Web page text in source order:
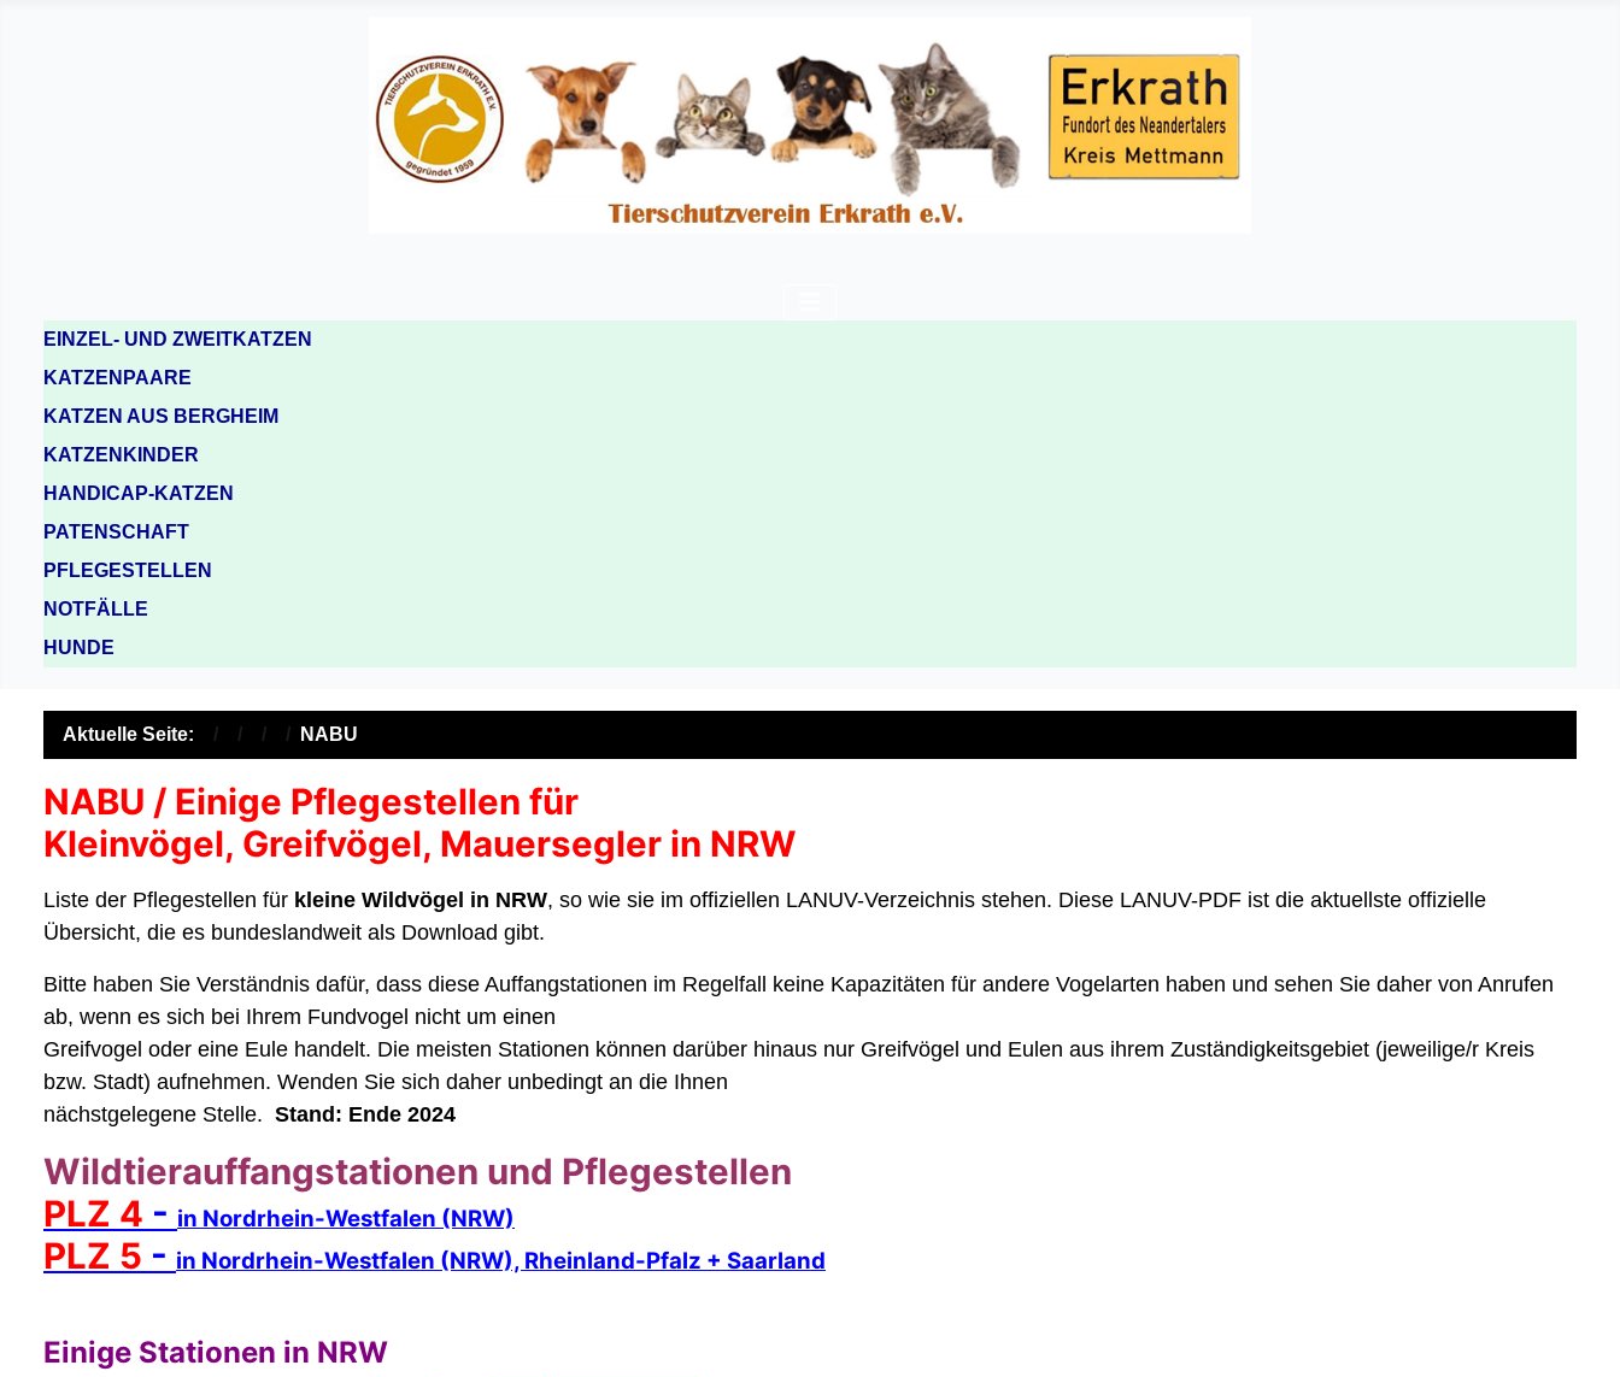
EINZEL- UND ZWEITKATZEN
KATZENPAARE
KATZEN AUS BERGHEIM
KATZENKINDER
HANDICAP-KATZEN
PATENSCHAFT
PFLEGESTELLEN
NOTFÄLLE
HUNDE
Aktuelle Seite: NABU
NABU / Einige Pflegestellen für
Kleinvögel, Greifvögel, Mauersegler in NRW
Liste der Pflegestellen für kleine Wildvögel in NRW, so wie sie im offiziellen LANUV-Verzeichnis stehen. Diese LANUV-PDF ist die aktuellste offizielle
Übersicht, die es bundeslandweit als Download gibt.
Bitte haben Sie Verständnis dafür, dass diese Auffangstationen im Regelfall keine Kapazitäten für andere Vogelarten haben und sehen Sie daher von Anrufen
ab, wenn es sich bei Ihrem Fundvogel nicht um einen
Greifvogel oder eine Eule handelt. Die meisten Stationen können darüber hinaus nur Greifvögel und Eulen aus ihrem Zuständigkeitsgebiet (jeweilige/r Kreis
bzw. Stadt) aufnehmen. Wenden Sie sich daher unbedingt an die Ihnen
nächstgelegene Stelle. Stand: Ende 2024
Wildtierauffangstationen und Pflegestellen
PLZ 4 - in Nordrhein-Westfalen (NRW)
PLZ 5 - in Nordrhein-Westfalen (NRW), Rheinland-Pfalz + Saarland
Einige Stationen in NRW